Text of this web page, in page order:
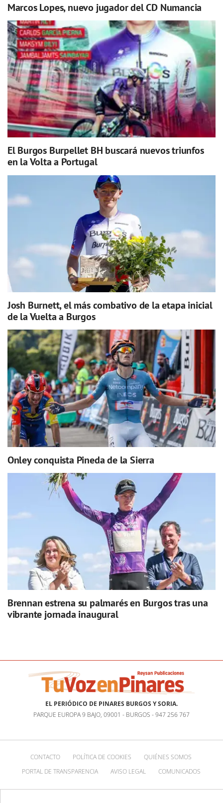
Marcos Lopes, nuevo jugador del CD Numancia
El Burgos Burpellet BH buscará nuevos triunfos
en la Volta a Portugal
Josh Burnett, el más combativo de la etapa inicial
de la Vuelta a Burgos
Onley conquista Pineda de la Sierra
Brennan estrena su palmarés en Burgos tras una
vibrante jornada inaugural
EL PERIÓDICO DE PINARES BURGOS Y SORIA.
PARQUE EUROPA 9 BAJO, 09001 - BURGOS - 947 256 767
CONTACTO POLÍTICA DE COOKIES
QUIÉNES SOMOS
PORTAL DE TRANSPARENCIA
AVISO LEGAL COMUNICADOS